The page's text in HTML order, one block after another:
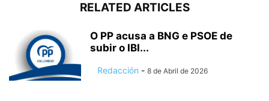
RELATED ARTICLES
O PP acusa a BNG e PSOE de
subir o IBI...
Redacción - 8 de Abril de 2026